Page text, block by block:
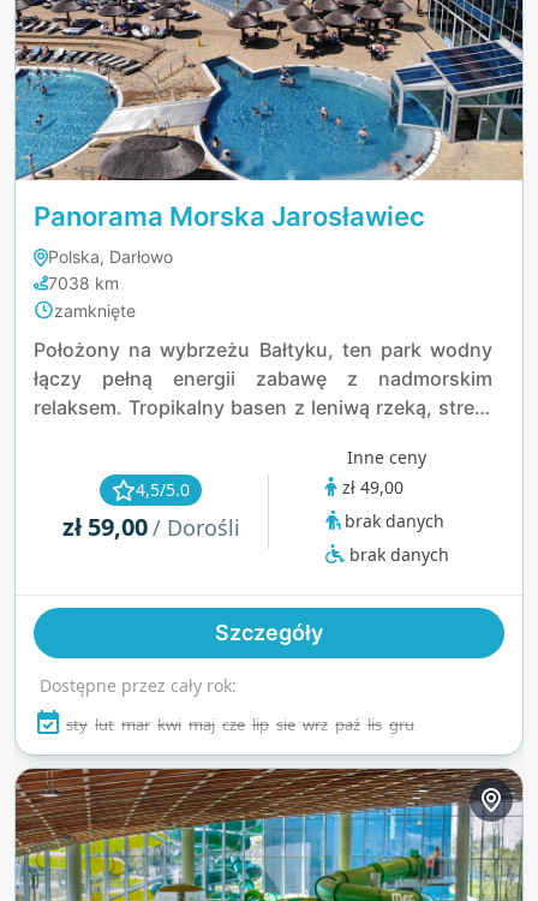
Panorama Morska Jarosławiec
Polska, Darłowo
7038 km
zamknięte
Położony na wybrzeżu Bałtyku, ten park wodny
łączy pełną energii zabawę z nadmorskim
relaksem. Tropikalny basen z leniwą rzeką, strefą
atmosferę, podczas gdy szybkie zjeżdżalnie
dostarczają zastrzyku adrenaliny. Na
spokojniejsze chwile czeka strefa parowa oraz
grota sauna z wodospadem. To całoroczna oaza,
4,5/5.0
zł 59,00/ Dorośli
Inne ceny
zł 49,00
brak danych
brak danych
Szczegóły
Dostępne przez cały rok:
sty lut mar kwi maj cze lip sie wrz paź lis gru